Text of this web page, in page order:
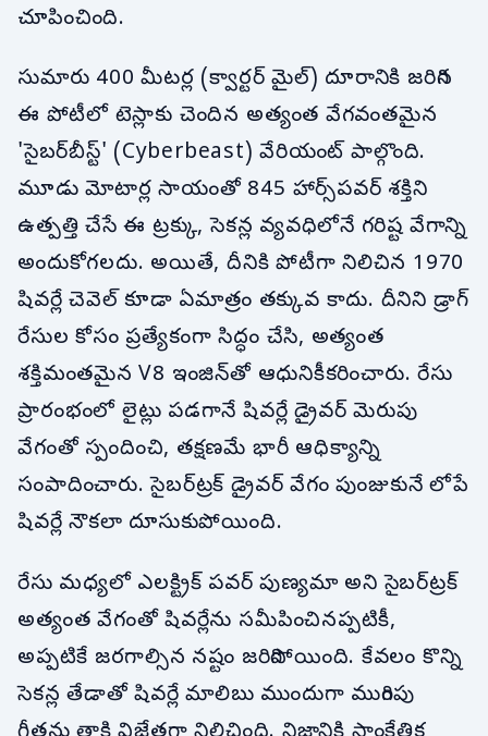
చూపించింది.
సుమారు 400 మీటర్ల (క్వార్టర్ మైల్) దూరానికి జరిగిన
ఈ పోటీలో టెస్లాకు చెందిన అత్యంత వేగవంతమైన
'సైబర్‌బీస్ట్' (Cyberbeast) వేరియంట్ పాల్గొంది.
మూడు మోటార్ల సాయంతో 845 హార్స్‌పవర్ శక్తిని
ఉత్పత్తి చేసే ఈ ట్రక్కు, సెకన్ల వ్యవధిలోనే గరిష్ట వేగాన్ని
అందుకోగలదు. అయితే, దీనికి పోటీగా నిలిచిన 1970
షివర్లే చెవెల్ కూడా ఏమాత్రం తక్కువ కాదు. దీనిని డ్రాగ్
రేసుల కోసం ప్రత్యేకంగా సిద్ధం చేసి, అత్యంత
శక్తిమంతమైన V8 ఇంజిన్‌తో ఆధునికీకరించారు. రేసు
ప్రారంభంలో లైట్లు పడగానే షివర్లే డ్రైవర్ మెరుపు
వేగంతో స్పందించి, తక్షణమే భారీ ఆధిక్యాన్ని
సంపాదించారు. సైబర్‌ట్రక్ డ్రైవర్ వేగం పుంజుకునే లోపే
షివర్లే నౌకలా దూసుకుపోయింది.
రేసు మధ్యలో ఎలక్ట్రిక్ పవర్ పుణ్యమా అని సైబర్‌ట్రక్
అత్యంత వేగంతో షివర్లేను సమీపించినప్పటికీ,
అప్పటికే జరగాల్సిన నష్టం జరిగిపోయింది. కేవలం కొన్ని
సెకన్ల తేడాతో షివర్లే మాలిబు ముందుగా ముగింపు